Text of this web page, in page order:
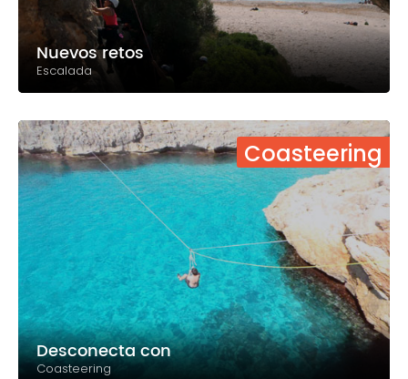
Nuevos retos
Escalada
Coasteering
Desconecta con
Coasteering